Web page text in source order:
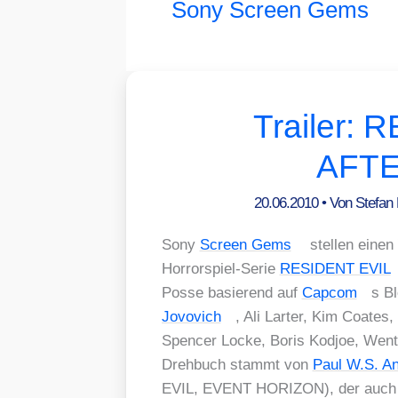
Sony Screen Gems
Trailer:
20.06.2010• Von Stefan
Sony Screen Gems stel­len
Hor­ror­spiel-Serie RESIDENT EVIL
Pos­se basie­rend auf Cap­com s
Jovo­vich
, Ali Larter, Kim
Spen­cer Locke, Boris Kod­joe,
Dreh­buch stammt von Paul W.S.
EVIL, EVENT HORIZON), der